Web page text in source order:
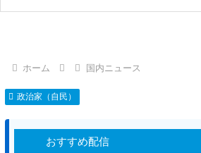
ホーム 国内ニュース
政治家（自民）
おすすめ配信